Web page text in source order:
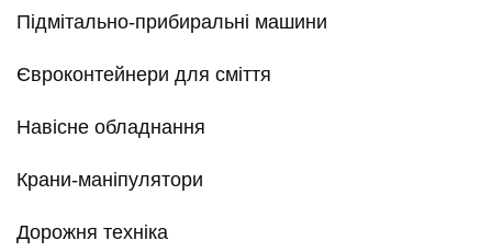
Підмітально-прибиральні машини
Євроконтейнери для сміття
Навісне обладнання
Крани-маніпулятори
Дорожня техніка